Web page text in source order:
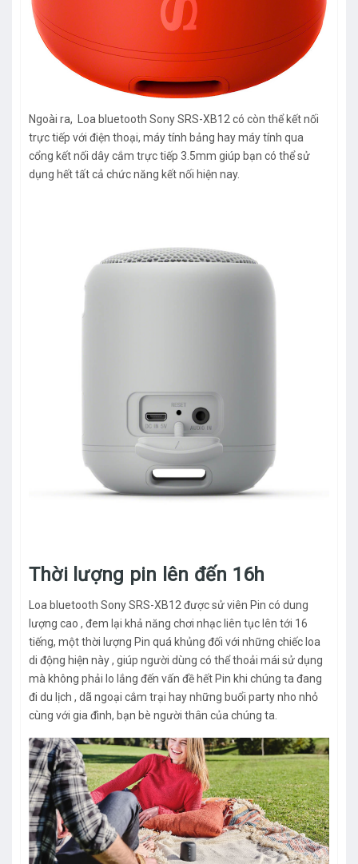
Ngoài ra, Loa bluetooth Sony SRS-XB12 có còn thể kết nối
trực tiếp với điện thoại, máy tính bảng hay máy tính qua
cổng kết nối dây cắm trực tiếp 3.5mm giúp bạn có thể sử
dụng hết tất cả chức năng kết nối hiện nay.
Thời lượng pin lên đến 16h
Loa bluetooth Sony SRS-XB12 được sử viên Pin có dung
lượng cao , đem lại khả năng chơi nhạc liên tục lên tới 16
tiếng, một thời lượng Pin quá khủng đối với những chiếc loa
di động hiện này , giúp người dùng có thể thoải mái sử dụng
mà không phải lo lắng đến vấn đề hết Pin khi chúng ta đang
đi du lịch , dã ngoại cắm trại hay những buổi party nho nhỏ
cùng với gia đình, bạn bè người thân của chúng ta.